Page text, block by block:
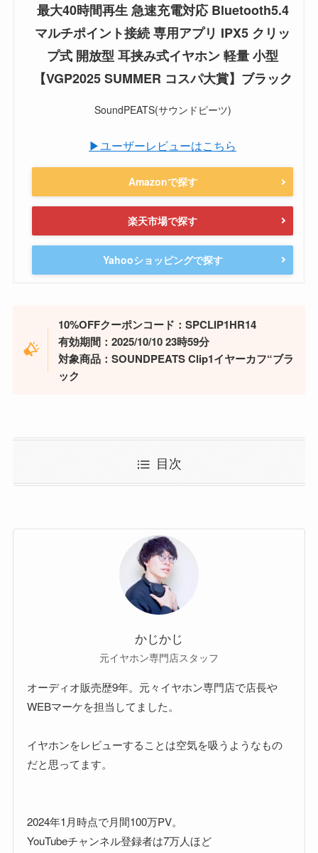
最大40時間再生 急速充電対応 Bluetooth5.4
マルチポイント接続 専用アプリ IPX5 クリッ
プ式 開放型 耳挟み式イヤホン 軽量 小型
【VGP2025 SUMMER コスパ大賞】ブラック
SoundPEATS(サウンドピーツ)
▶ユーザーレビューはこちら
Amazonで探す
楽天市場で探す
Yahooショッピングで探す
10%OFFクーポンコード：SPCLIP1HR14
有効期間：2025/10/10 23時59分
対象商品：SOUNDPEATS Clip1イヤーカフ“ブラ
ック
目次
かじかじ
元イヤホン専門店スタッフ
オーディオ販売歴9年。元々イヤホン専門店で店長や
WEBマーケを担当してました。
イヤホンをレビューすることは空気を吸うようなもの
だと思ってます。
2024年1月時点で月間100万PV。
YouTubeチャンネル登録者は7万人ほど